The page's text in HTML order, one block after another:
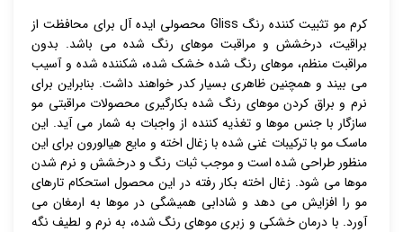
کرم مو تثبیت کننده رنگ Gliss محصولی ایده آل برای محافظت از
براقیت، درخشش و مراقبت موهای رنگ شده می باشد. بدون
مراقبت منظم، موهای رنگ شده خشک شده، شکننده شده و آسیب
می بیند و همچنین ظاهری بسیار کدر خواهند داشت. بنابراین برای
نرم و براق کردن موهای رنگ شده بکارگیری محصولات مراقبتی مو
سازگار با جنس موها و تغذیه کننده از واجبات به شمار می آید. این
ماسک مو با ترکیبات غنی شده با زغال اخته و مایع هیالورون برای این
منظور طراحی شده است و موجب ثبات رنگ و درخشش و نرم شدن
موها می شود. زغال اخته بکار رفته در این محصول استحکام تارهای
مو را افزایش می دهد و شادابی همیشگی در موها به ارمغان می
آورد. با درمان خشکی و زبری موهای رنگ شده، به نرم و لطیف نگه